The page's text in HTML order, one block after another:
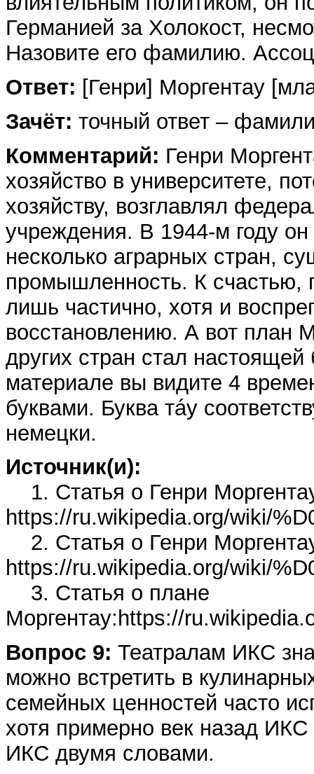
Германией за Холокост,
Назовите его фамилию.
Ответ: [Генри] Моргентау
Зачёт: точный ответ –
Комментарий: Генри
хозяйство в университете,
хозяйству, возглавлял
учреждения. В 1944-м году
несколько аграрных стран,
промышленность. К счастью,
лишь частично, хотя и
восстановлению. А вот план
других стран стал
материале вы видите 4
буквами. Буква тáу
немецки.
Источник(и):
1. Статья о Генри
https://ru.wikipedia.org/wiki/
2. Статья о Генри
https://ru.wikipedia.org/wiki/
3. Статья о плане
Моргентау:https://
Вопрос 9: Театралам ИКС
можно встретить в
семейных ценностей часто
хотя примерно век назад
ИКС двумя словами.